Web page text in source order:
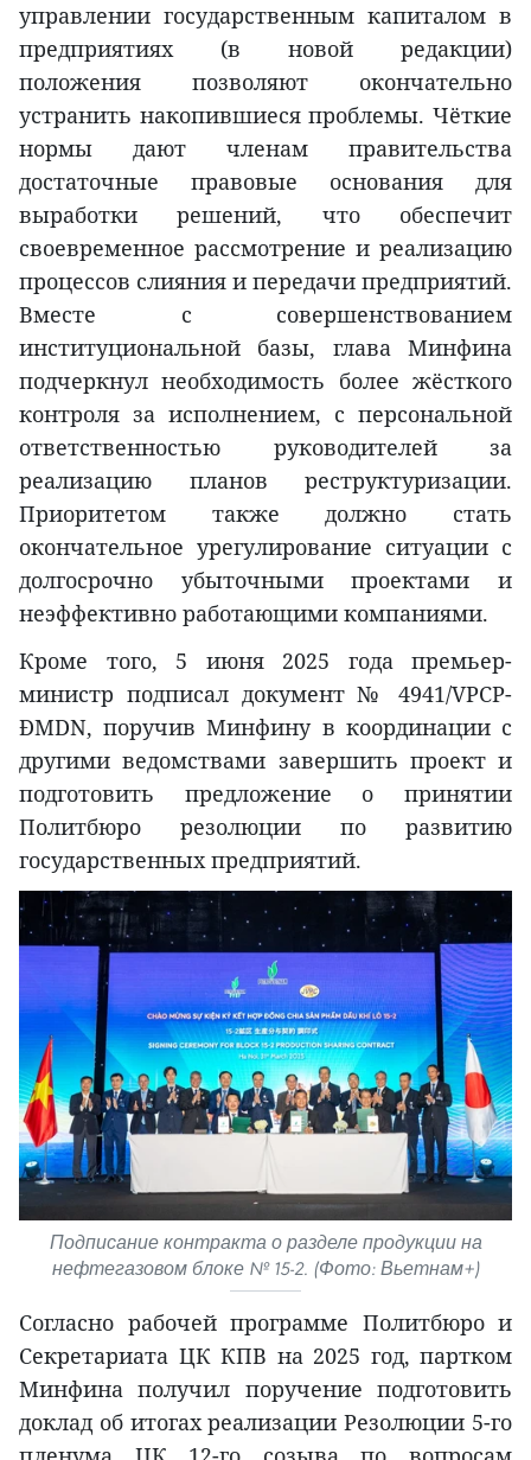
управлении государственным капиталом в
предприятиях (в новой редакции)
положения позволяют окончательно
устранить накопившиеся проблемы. Чёткие
нормы дают членам правительства
достаточные правовые основания для
выработки решений, что обеспечит
своевременное рассмотрение и реализацию
процессов слияния и передачи предприятий.
Вместе с совершенствованием
институциональной базы, глава Минфина
подчеркнул необходимость более жёсткого
контроля за исполнением, с персональной
ответственностью руководителей за
реализацию планов реструктуризации.
Приоритетом также должно стать
окончательное урегулирование ситуации с
долгосрочно убыточными проектами и
неэффективно работающими компаниями.
Кроме того, 5 июня 2025 года премьер-
министр подписал документ № 4941/VPCP-
ĐMDN, поручив Минфину в координации с
другими ведомствами завершить проект и
подготовить предложение о принятии
Политбюро резолюции по развитию
государственных предприятий.
Подписание контракта о разделе продукции на
нефтегазовом блоке № 15-2. (Фото: Вьетнам+)
Согласно рабочей программе Политбюро и
Секретариата ЦК КПВ на 2025 год, партком
Минфина получил поручение подготовить
доклад об итогах реализации Резолюции 5-го